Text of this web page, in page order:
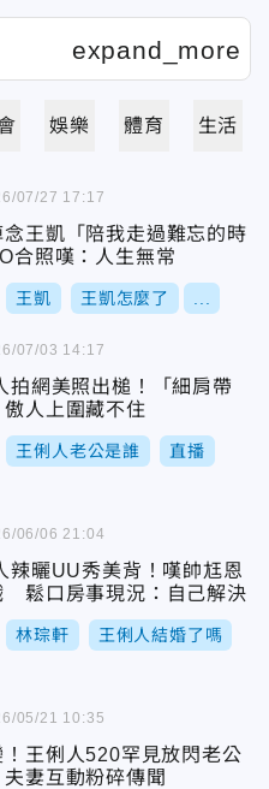
娛樂 體育 生活
念王凱「陪我走過難忘的時
照嘆：人生無常
王凱 王凱怎麼了
07/27 17:17
拍網美照出槌！「細肩帶
人上圍藏不住
王俐人老公是誰 直播
07/03 14:17
辣曬UU秀美背！嘆帥尪恩
鬆口房事現況：自己解決
林琮軒 王俐人結婚了嗎
06/06 21:04
！王俐人520罕見放閃老公
妻互動粉碎傳聞
05/21 10:35